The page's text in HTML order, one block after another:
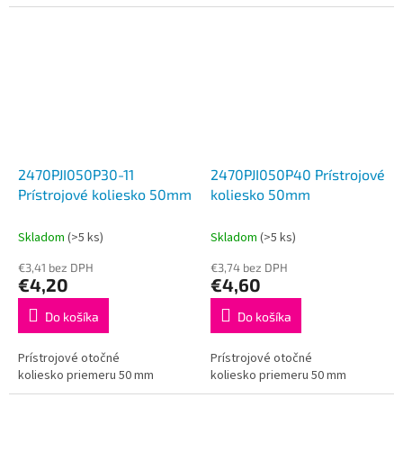
2470PJI050P30-11
Prístrojové koliesko 50mm
Skladom (>5 ks)
€3,41 bez DPH
€4,20
Do košíka
Prístrojové otočné
koliesko priemeru 50 mm
2470PJI050P40 Prístrojové
koliesko 50mm
Skladom (>5 ks)
€3,74 bez DPH
€4,60
Do košíka
Prístrojové otočné
koliesko priemeru 50 mm